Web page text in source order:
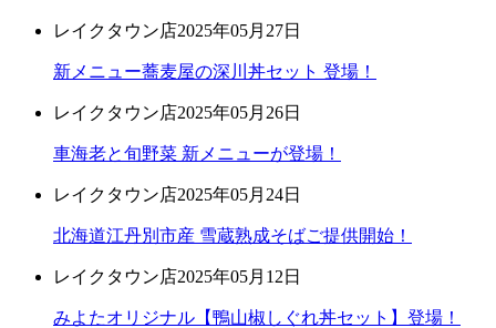
レイクタウン店2025年05月27日
新メニュー蕎麦屋の深川丼セット 登場！
レイクタウン店2025年05月26日
車海老と旬野菜 新メニューが登場！
レイクタウン店2025年05月24日
北海道江丹別市産 雪蔵熟成そばご提供開始！
レイクタウン店2025年05月12日
みよたオリジナル【鴨山椒しぐれ丼セット】登場！